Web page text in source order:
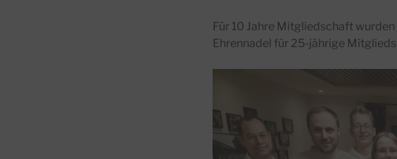
Für 10 Jahre Mitgliedschaft
Ehrennadel für 25-jährige